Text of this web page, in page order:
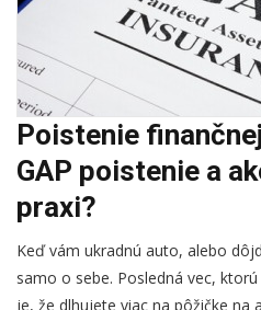
Poistenie
GAP poistenie a
praxi?
Keď vám ukradnú auto, alebo
samo o sebe. Posledná vec,
je, že dlhujete viac na pôžičke